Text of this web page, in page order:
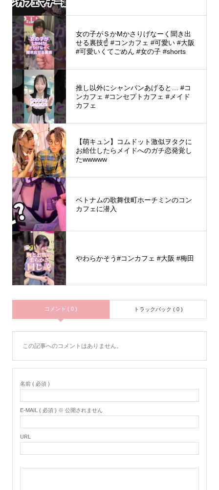
女の子がＳかMかさりげなーく聞き出
せる裏技☝️ #コンカフェ #可愛い #大阪
#可愛いくてごめん #女の子 #shorts
推し以外にシャンパンあげると… #コ
ンカフェ #コンセプトカフェ #メイド
カフェ
【萌キュン】コムドット激似ヲタクに
お給仕したらメイドへのガチ恋発覚し
たwwwww
ベトナムの歌舞伎町ホーチミンのコン
カフェに潜入
やわらかそう#コンカフェ #大阪 #梅田
コメント ( 0 ) トラックバック ( 0 )
この記事へのコメントはありません。
名前 ( 必須 )
E-MAIL ( 必須 ) ※ 公開されません
URL